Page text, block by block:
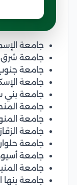
جامعة
جامعة شرق
جامعة جنوب
جامعة
جامعة بني
جامعة
جامعة
جامعة
جامعة
جامعة
جامعة
جامعة بنها